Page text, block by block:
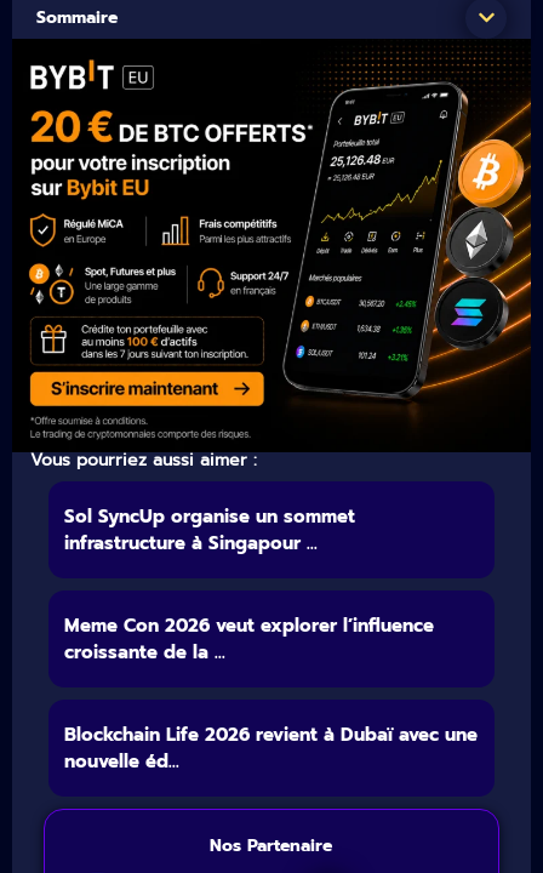
Sommaire
Vous pourriez aussi aimer :
Sol SyncUp organise un sommet
infrastructure à Singapour ...
Meme Con 2026 veut explorer l’influence
croissante de la ...
Blockchain Life 2026 revient à Dubaï avec une
nouvelle éd...
Nos Partenaire